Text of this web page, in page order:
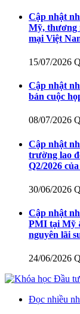
Cập nhật
Mỹ, thương
mại Việt
15/07/2026
Cập nhật
bản cuộc
08/07/2026
Cập nhật
trường lao
Q2/2026
30/06/2026
Cập nhật
PMI tại Mỹ
nguyên lãi
24/06/2026
Đọc nhiều